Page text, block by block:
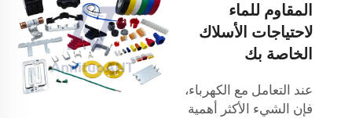
المقاوم للماء
لاحتياجات الأسلاك
الخاصة بك
عند التعامل مع الكهرباء،
فإن الشيء الأكثر أهمية